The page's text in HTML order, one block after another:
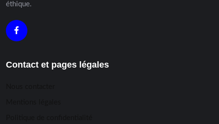
éthique.
Contact et pages légales